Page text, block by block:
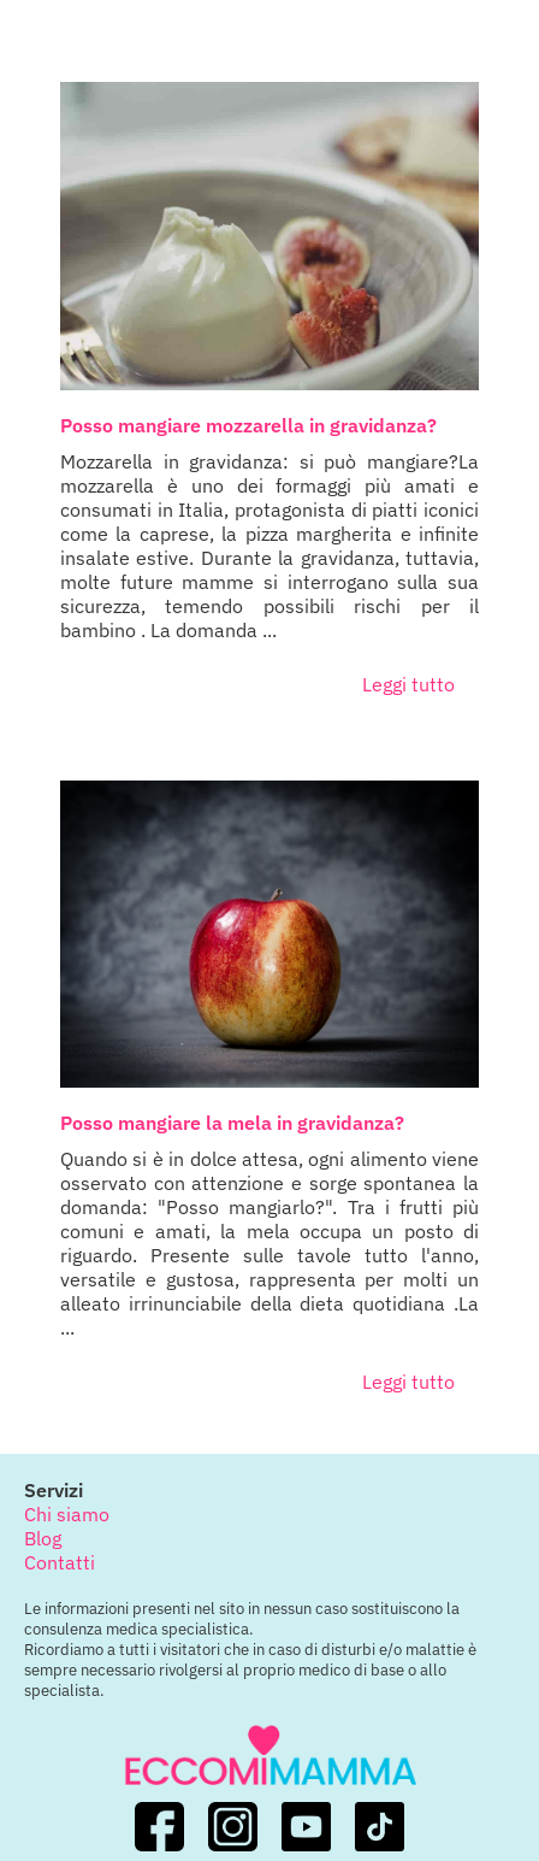
Posso mangiare mozzarella in gravidanza?
Mozzarella in gravidanza: si può mangiare?La
mozzarella è uno dei formaggi più amati e
consumati in Italia, protagonista di piatti iconici
come la caprese, la pizza margherita e infinite
insalate estive. Durante la gravidanza, tuttavia,
molte future mamme si interrogano sulla sua
sicurezza, temendo possibili rischi per il
bambino . La domanda ...
Leggi tutto
Posso mangiare la mela in gravidanza?
Quando si è in dolce attesa, ogni alimento viene
osservato con attenzione e sorge spontanea la
domanda: "Posso mangiarlo?". Tra i frutti più
comuni e amati, la mela occupa un posto di
riguardo. Presente sulle tavole tutto l'anno,
versatile e gustosa, rappresenta per molti un
alleato irrinunciabile della dieta quotidiana .La
...
Leggi tutto
Servizi
Chi siamo
Blog
Contatti
Le informazioni presenti nel sito in nessun caso sostituiscono la
consulenza medica specialistica.
Ricordiamo a tutti i visitatori che in caso di disturbi e/o malattie è
sempre necessario rivolgersi al proprio medico di base o allo
specialista.